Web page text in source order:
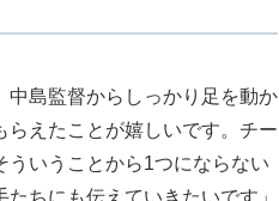
中島監督からしっかり足を動か
えたことが嬉しいです。チー
ういうことから1つにならない
ちにも伝えていきたいです」